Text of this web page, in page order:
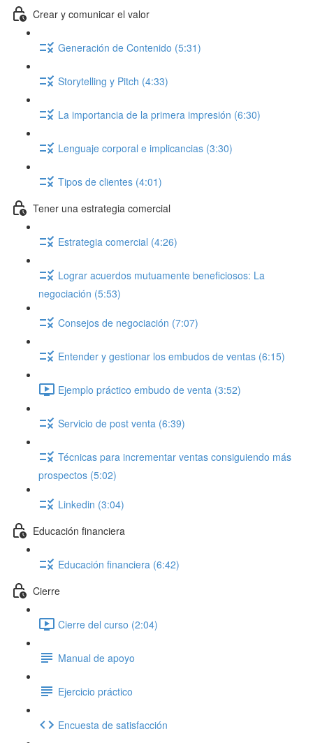
Crear y comunicar el valor
Generación de Contenido (5:31)
Storytelling y Pitch (4:33)
La importancia de la primera impresión (6:30)
Lenguaje corporal e implicancias (3:30)
Tipos de clientes (4:01)
Tener una estrategia comercial
Estrategia comercial (4:26)
Lograr acuerdos mutuamente beneficiosos: La
negociación (5:53)
Consejos de negociación (7:07)
Entender y gestionar los embudos de ventas (6:15)
Ejemplo práctico embudo de venta (3:52)
Servicio de post venta (6:39)
Técnicas para incrementar ventas consiguiendo más
prospectos (5:02)
Linkedin (3:04)
Educación financiera
Educación financiera (6:42)
Cierre
Cierre del curso (2:04)
Manual de apoyo
Ejercicio práctico
Encuesta de satisfacción